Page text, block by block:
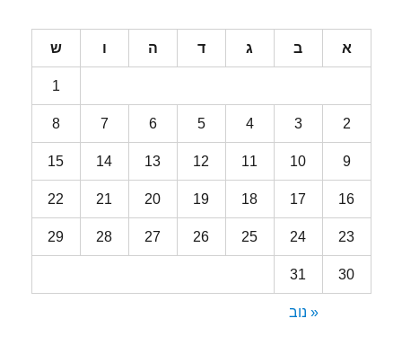
א ב ג ד ה ו ש
1
2
3
4
5
6
7
8
9
10
11
12
13
14
15
16
17
18
19
20
21
22
23
24
25
26
27
28
29
30
31
« נוב